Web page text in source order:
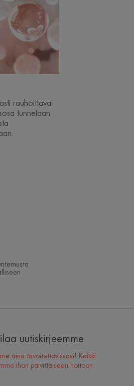
rauhoittava
tunnetaan
ihonhoitorutiini juuri sinulle.
uutiskirjeemme
aina tavoitettavissasi! Kaikki
ihon päivittäiseen hoitoon.